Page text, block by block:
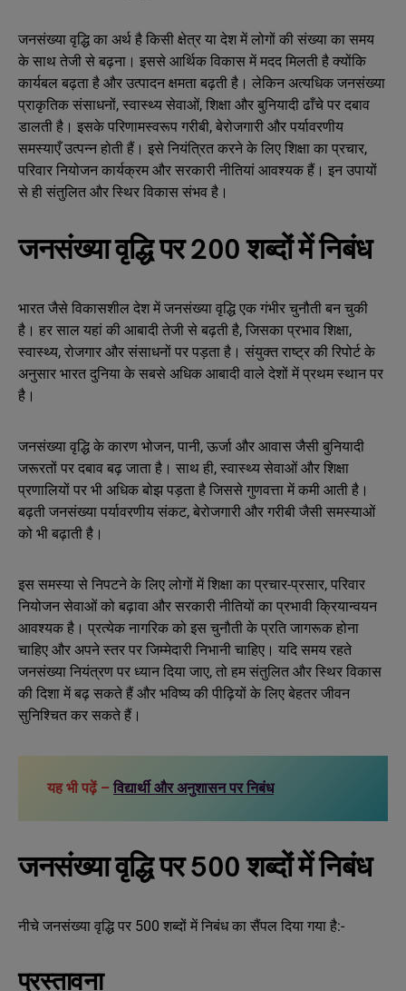
जनसंख्या वृद्धि का अर्थ है किसी क्षेत्र या देश में लोगों की संख्या का समय
के साथ तेजी से बढ़ना। इससे आर्थिक विकास में मदद मिलती है क्योंकि
कार्यबल बढ़ता है और उत्पादन क्षमता बढ़ती है। लेकिन अत्यधिक जनसंख्या
प्राकृतिक संसाधनों, स्वास्थ्य सेवाओं, शिक्षा और बुनियादी ढाँचे पर दबाव
डालती है। इसके परिणामस्वरूप गरीबी, बेरोजगारी और पर्यावरणीय
समस्याएँ उत्पन्न होती हैं। इसे नियंत्रित करने के लिए शिक्षा का प्रचार,
परिवार नियोजन कार्यक्रम और सरकारी नीतियां आवश्यक हैं। इन उपायों
से ही संतुलित और स्थिर विकास संभव है।
जनसंख्या वृद्धि पर 200 शब्दों में निबंध
भारत जैसे विकासशील देश में जनसंख्या वृद्धि एक गंभीर चुनौती बन चुकी
है। हर साल यहां की आबादी तेजी से बढ़ती है, जिसका प्रभाव शिक्षा,
स्वास्थ्य, रोजगार और संसाधनों पर पड़ता है। संयुक्त राष्ट्र की रिपोर्ट के
अनुसार भारत दुनिया के सबसे अधिक आबादी वाले देशों में प्रथम स्थान पर
है।
जनसंख्या वृद्धि के कारण भोजन, पानी, ऊर्जा और आवास जैसी बुनियादी
जरूरतों पर दबाव बढ़ जाता है। साथ ही, स्वास्थ्य सेवाओं और शिक्षा
प्रणालियों पर भी अधिक बोझ पड़ता है जिससे गुणवत्ता में कमी आती है।
बढ़ती जनसंख्या पर्यावरणीय संकट, बेरोजगारी और गरीबी जैसी समस्याओं
को भी बढ़ाती है।
इस समस्या से निपटने के लिए लोगों में शिक्षा का प्रचार-प्रसार, परिवार
नियोजन सेवाओं को बढ़ावा और सरकारी नीतियों का प्रभावी क्रियान्वयन
आवश्यक है। प्रत्येक नागरिक को इस चुनौती के प्रति जागरूक होना
चाहिए और अपने स्तर पर जिम्मेदारी निभानी चाहिए। यदि समय रहते
जनसंख्या नियंत्रण पर ध्यान दिया जाए, तो हम संतुलित और स्थिर विकास
की दिशा में बढ़ सकते हैं और भविष्य की पीढ़ियों के लिए बेहतर जीवन
सुनिश्चित कर सकते हैं।
यह भी पढ़ें – विद्यार्थी और अनुशासन पर निबंध
जनसंख्या वृद्धि पर 500 शब्दों में निबंध
नीचे जनसंख्या वृद्धि पर 500 शब्दों में निबंध का सैंपल दिया गया है:-
प्रस्तावना